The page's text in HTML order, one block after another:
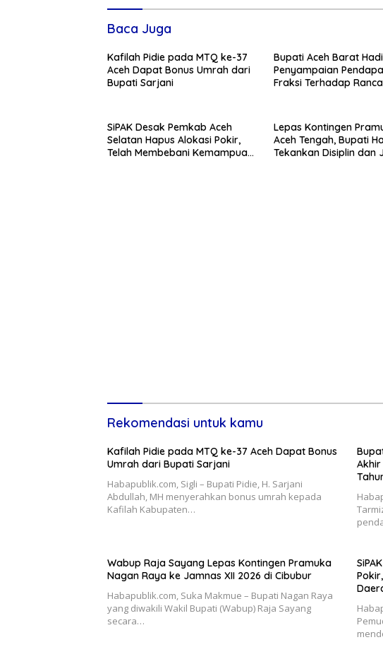
Baca Juga
Kafilah Pidie pada MTQ ke-37
Aceh Dapat Bonus Umrah dari
Bupati Sarjani
Bupati Aceh Barat
Penyampaian
Fraksi Terhadap
SiPAK Desak Pemkab Aceh
Selatan Hapus Alokasi Pokir,
Telah Membebani Kemampuan
Lepas Kontingen
Aceh Tengah, Bupati
Tekankan Disiplin dan
Rekomendasi untuk kamu
Kafilah Pidie pada MTQ ke-37 Aceh Dapat Bonus
Umrah dari Bupati Sarjani
Habapublik.com, Sigli – Bupati Pidie, H. Sarjani
Abdullah, MH menyerahkan bonus umrah kepada
Kafilah Kabupaten…
Akhir
Wabup Raja Sayang Lepas Kontingen Pramuka
Nagan Raya ke Jamnas XII 2026 di Cibubur
Habapublik.com, Suka Makmue – Bupati Nagan Raya
yang diwakili Wakil Bupati (Wabup) Raja Sayang
secara…